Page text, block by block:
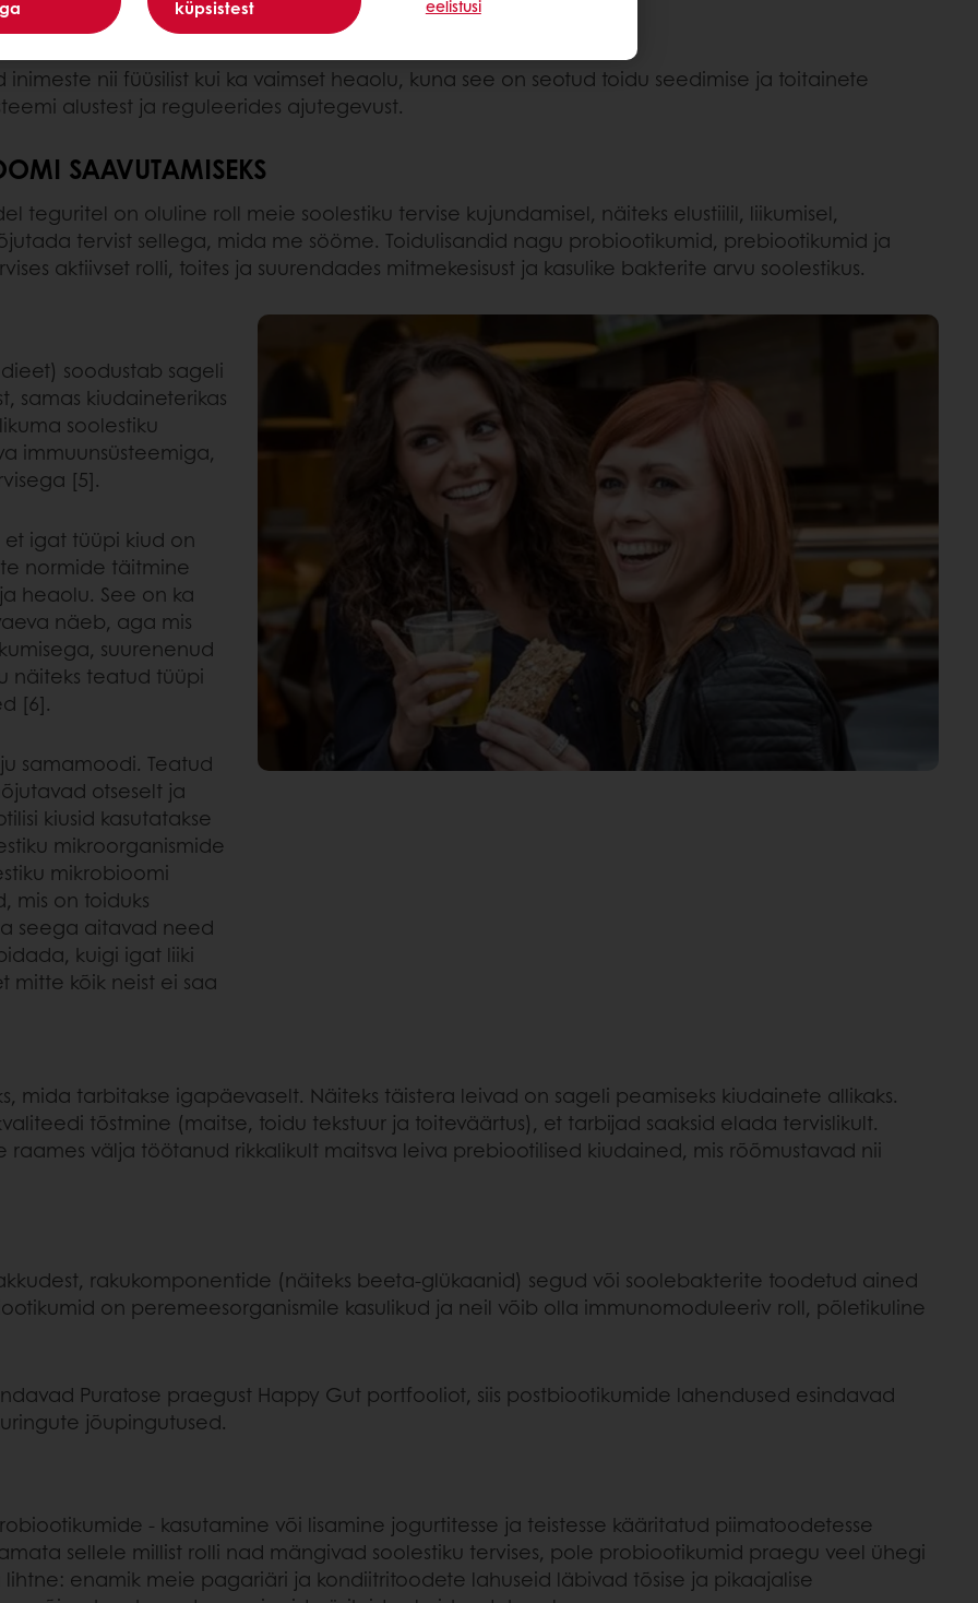
inimeste nii füüsilist kui ka vaimset heaolu, kuna see on seotud toidu seedimise ja toitainete
alustest ja reguleerides ajutegevust.
SAAVUTAMISEKS
teguritel on oluline roll meie soolestiku tervise kujundamisel, näiteks elustiilil, liikumisel,
tervist sellega, mida me sööme. Toidulisandid nagu probiootikumid, prebiootikumid ja
aktiivset rolli, toites ja suurendades mitmekesisust ja kasulike bakterite arvu soolestikus.
soodustab sageli
samas kiudaineterikas
soolestiku
immuunsüsteemiga,
[5].
igat tüüpi kiud on
normide täitmine
heaolu. See on ka
näeb, aga mis
suurenenud
näiteks teatud tüüpi
[6].
samamoodi. Teatud
otseselt ja
kiusid kasutatakse
mikroorganismide
mikrobioomi
mis on toiduks
seega aitavad need
kuigi igat liiki
mitte kõik neist ei saa
mida tarbitakse igapäevaselt. Näiteks täistera leivad on sageli peamiseks kiudainete allikaks.
tõstmine (maitse, toidu tekstuur ja toiteväärtus), et tarbijad saaksid elada tervislikult.
välja töötanud rikkalikult maitsva leiva prebiootilised kiudained, mis rõõmustavad nii
rakukomponentide (näiteks beeta-glükaanid) segud või soolebakterite toodetud ained
on peremeesorganismile kasulikud ja neil võib olla immunomoduleeriv roll, põletikuline
Puratose praegust Happy Gut portfooliot, siis postbiootikumide lahendused esindavad
jõupingutused.
- kasutamine või lisamine jogurtitesse ja teistesse kääritatud piimatoodetesse
sellele millist rolli nad mängivad soolestiku tervises, pole probiootikumid praegu veel ühegi
enamik meie pagariäri ja kondiitritoodete lahuseid läbivad tõsise ja pikaajalise
küpsistest
eelistusi